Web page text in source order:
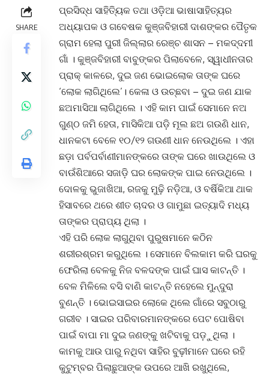
SHARE
ପ୍ରସିଦ୍ଧ ସାହିତ୍ୟିକ ତଥା ଓଡ଼ିଆ ଭାଷାସାହିତ୍ୟର
ଅଧ୍ୟାପକ ଓ ଗବେଷକ କୁଞ୍ଜବିହାରୀ ଦାଶଙ୍କର ପୈତୃକ
ଗ୍ରାମ ହେଲା ପୁରୀ ଜିଲ୍ଲାର ରେଞ୍ଚ ଶାସନ – ମକଦ୍ଦମୀ
ଗାଁ । କୁଞ୍ଜବିହାରୀ ବାବୁଙ୍କର ପିଲାବେଳେ, ସ୍ୱାଧୀନତାର
ପ୍ରାକ୍ କାଳରେ, ଦୁଇ ଜଣ ଭୋଇଲୋକ ତାଙ୍କ ଘରେ
‘ଲୋକ ଲାଗିଥିଲେ’। କେଳା ଓ ଉଚ୍ଛବା – ଦୁଇ ଜଣ ଯାକ
ଛଅମାସିଆ ଲାଗିଥିଲେ । ଏହି କାମ ପାଇଁ ସେମାନେ ନଅ
ଗୁଣ୍ଠ ଜମି ହେତା, ମାସିକିଆ ପଡ଼ି ମୂଲ ଛଅ ଗଉଣି ଧାନ,
ଧାନକଟା ବେଳେ ୧୦/୧୨ ଗଉଣୀ ଧାନ ନେଉଥିଲେ । ଏହା
ଛଡ଼ା ପର୍ବପର୍ବାଣୀମାନଙ୍କରେ ତାଙ୍କ ଘରେ ଖାଉଥିଲେ ଓ
ବାଉଁଶିଆରେ ସଜାଡ଼ି ଘର ଲୋକଙ୍କ ପାଇ ନେଉଥିଲେ ।
ଦୋଳକୁ ଭୁଜାଖିଆ, ରଜକୁ ମୁଢ଼ି ନଡ଼ିଆ, ଓ ବର୍ଷିକିଆ ଥାକ
ହିସାବରେ ଥରେ ଶୀତ ଚାଦର ଓ ଗାମୁଛା ଇତ୍ୟାଦି ମଧ୍ୟ
ତାଙ୍କର ପ୍ରାପ୍ୟ ଥିଲା ।
ଏହି ପରି ଲୋକ ଲାଗୁଥିବା ପୁରୁଷମାନେ କଠିନ
ଶରୀରଶ୍ରମ କରୁଥିଲେ । ସେମାନେ ବିଲକାମ କରି ଘରକୁ
ଫେରିଲା ବେଳକୁ ନିଜ ବଳଦଙ୍କ ପାଇଁ ଘାସ କାଟନ୍ତି ।
ବେଳ ମିଳିଲେ ବସି ବାଣି କାଟନ୍ତି ନହେଲେ ମୁନ୍ଦୁରା
ବୁଣନ୍ତି । ଭୋଇସାଇର ଲୋକେ ଥିଲେ ଗାଁରେ ସବୁଠାରୁ
ଗରୀବ । ସାଇର ପରିବାରମାନଙ୍କରେ ପେଟ ପୋଷିବା
ପାଇଁ ବାପା ମା ଦୁଇ ଜଣଙ୍କୁ ଖଟିବାକୁ ପଡ଼ୁଥିଲା ।
କାମକୁ ଆଉ ପାରୁ ନଥିବା ସାହିର ବୁଢ଼ୀମାନେ ଘରେ ରହି
କୁଟୁମ୍ବର ପିଲାଛୁଆଙ୍କ ଉପରେ ଆଖି ରଖୁଥିଲେ,